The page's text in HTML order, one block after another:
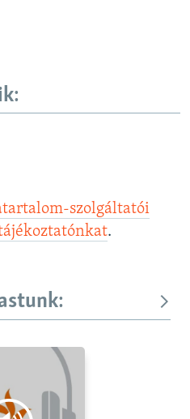
szolgáltatói
.